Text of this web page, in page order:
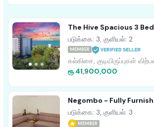
The Hive Spacious 3
Residence With Servant
Ratmalana
படுக்கை: 3, குளியல்: 2
MEMBER
கல்கிசை, குடியிருப்புகள்
ரூ 41,900,000
Negombo - Fully
For Sale
படுக்கை: 3, குளியல்: 3
MEMBER